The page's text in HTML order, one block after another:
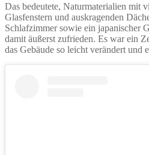
Das bedeutete, Naturmaterialien mit
Glasfenstern und auskragenden
Schlafzimmer sowie ein japanischer
damit äußerst zufrieden. Es war ein
das Gebäude so leicht verändert und